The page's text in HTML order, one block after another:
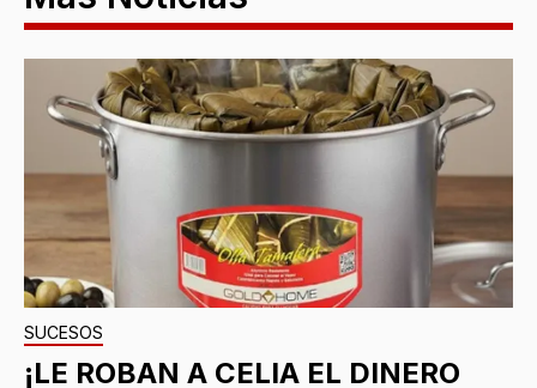
SUCESOS
¡LE ROBAN A CELIA EL DINERO